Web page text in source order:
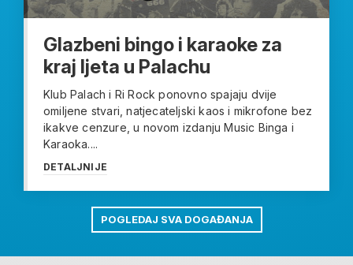
Glazbeni bingo i karaoke za
kraj ljeta u Palachu
Klub Palach i Ri Rock ponovno spajaju dvije
omiljene stvari, natjecateljski kaos i mikrofone bez
ikakve cenzure, u novom izdanju Music Binga i
Karaoka....
DETALJNIJE
POGLEDAJ SVA DOGAĐANJA